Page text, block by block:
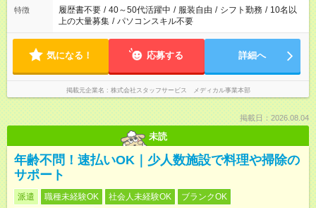
特徴 履歴書不要 / 40～50代活躍中 / 服装自由 / シフト勤務 / 10名以
上の大量募集 / パソコンスキル不要
気になる！ 応募する 詳細へ
掲載元企業名 株式会社スタッフサービス メディカル事業本部
掲載日：2026.08.04
未読
年齢不問！速払いOK｜少人数施設で料理や掃除の
サポート
派遣 職種未経験OK 社会人未経験OK
ブランクOK